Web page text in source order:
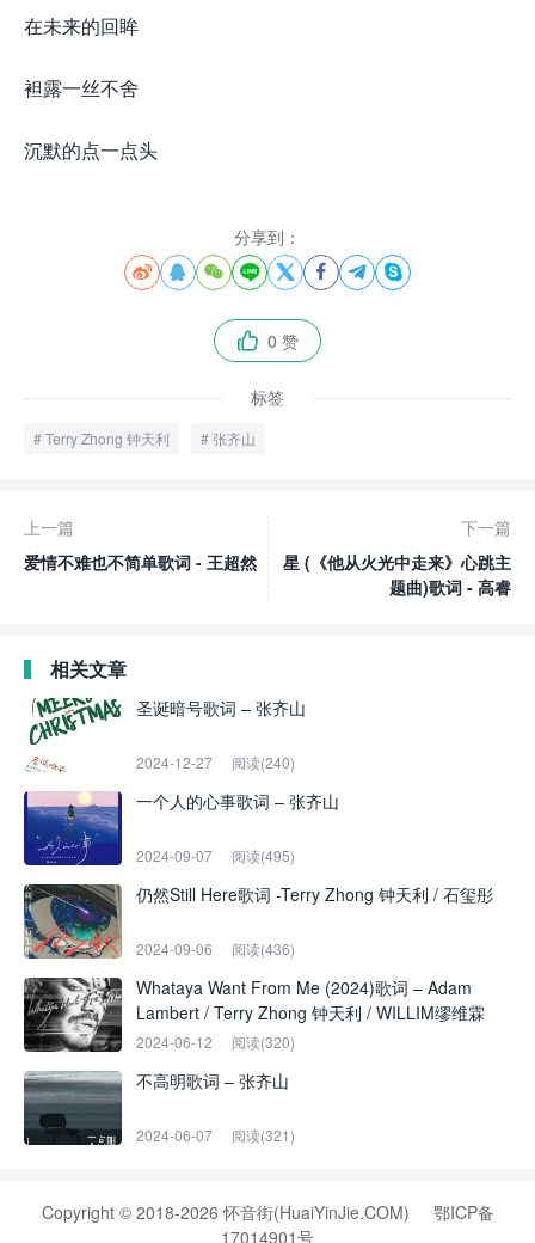
在未来的回眸
袒露一丝不舍
沉默的点一点头
分享到：
       
 0 赞
标签
Terry Zhong 钟天利 张齐山
上一篇
爱情不难也不简单歌词 - 王超然
下一篇
星 (《他从火光中走来》心跳主
题曲)歌词 - 高睿
相关文章
圣诞暗号歌词 – 张齐山
2024-12-27 阅读(240)
一个人的心事歌词 – 张齐山
2024-09-07 阅读(495)
仍然Still Here歌词 -Terry Zhong 钟天利 / 石玺彤
2024-09-06 阅读(436)
Whataya Want From Me (2024)歌词 – Adam
Lambert / Terry Zhong 钟天利 / WILLIM缪维霖
2024-06-12 阅读(320)
不高明歌词 – 张齐山
2024-06-07 阅读(321)
Copyright © 2018-2026 怀音街(HuaiYinJie.COM)
鄂ICP备
17014901号